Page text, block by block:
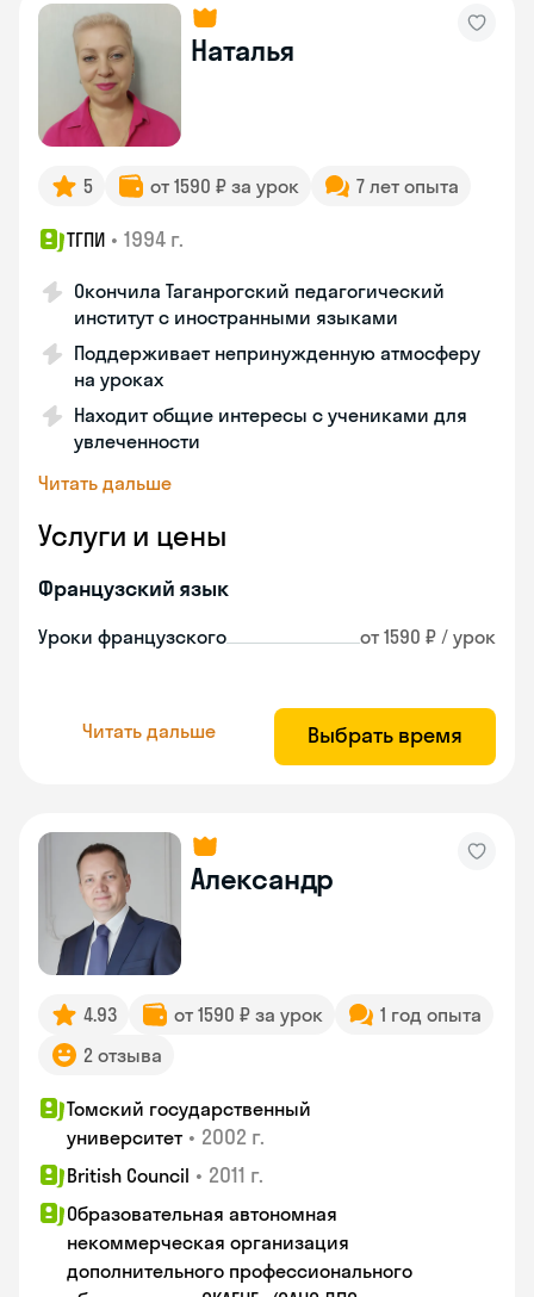
Наталья
5 от 1590 ₽ за урок 7 лет опыта
ТГПИ • 1994 г.
Окончила Таганрогский педагогический
институт с иностранными языками
Поддерживает непринужденную атмосферу
на уроках
Находит общие интересы с учениками для
увлеченности
Читать дальше
Услуги и цены
Французский язык
Уроки французского от 1590 ₽ / урок
Читать дальше Выбрать время
Александр
4.93 от 1590 ₽ за урок
1 год опыта
2 отзыва
Томский государственный
университет • 2002 г.
British Council • 2011 г.
Образовательная автономная
некоммерческая организация
дополнительного профессионального